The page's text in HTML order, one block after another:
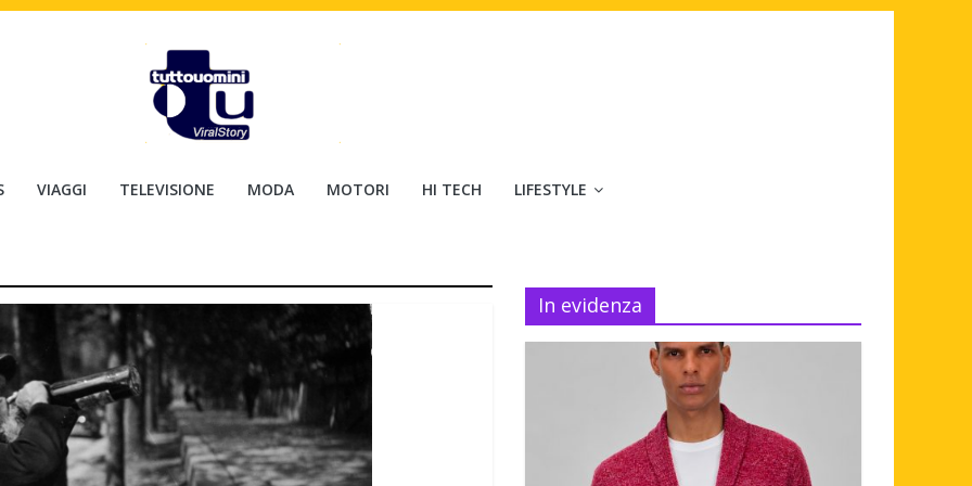
VIAGGI TELEVISIONE MODA MOTORI HI TECH LIFESTYLE
In evidenza